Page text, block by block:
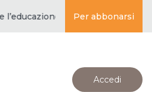
· BUDDISMO E
Per abbonarsi
Accedi